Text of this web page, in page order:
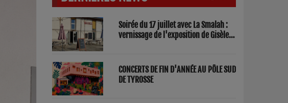
Soirée du 17 juillet avec La Smalah :
vernissage de l'exposition de Gisèle
CONCERTS DE FIN D'ANNÉE AU PÔLE SUD
DE TYROSSE